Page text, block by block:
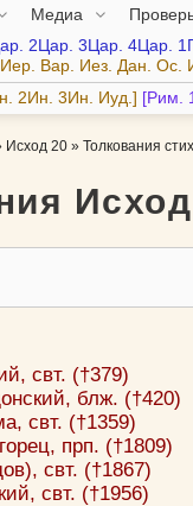
Медиа
2Цар. 3Цар. 4Цар.
Вар. Иез. Дан. Ос.
2Ин. 3Ин. Иуд. Рим.
Исход 20 » Толкования
свт. (†379)
блж. (†420)
свт. (†1359)
прп. (†1809)
свт. (†1867)
свт. (†1956)